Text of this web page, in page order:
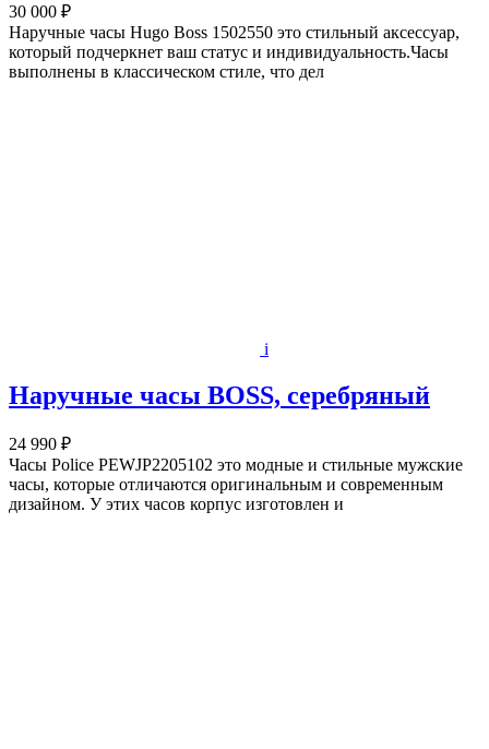
30 000 ₽
Наручные часы Hugo Boss 1502550 это стильный аксессуар,
который подчеркнет ваш статус и индивидуальность.Часы
выполнены в классическом стиле, что дел
i
Наручные часы BOSS, серебряный
24 990 ₽
Часы Police PEWJP2205102 это модные и стильные мужские
часы, которые отличаются оригинальным и современным
дизайном. У этих часов корпус изготовлен и